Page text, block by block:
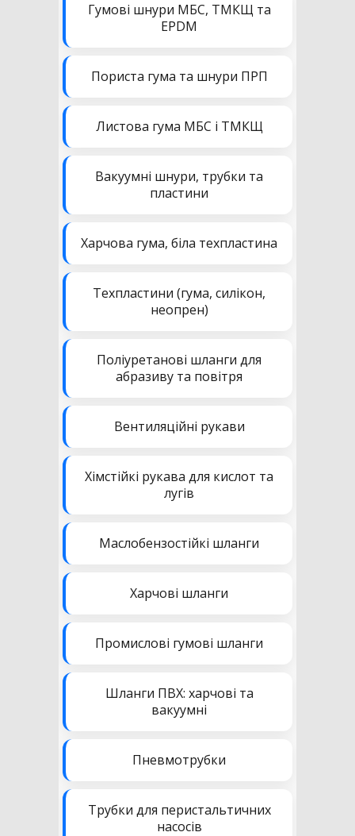
Гумові шнури МБС, ТМКЩ та
EPDM
Пориста гума та шнури ПРП
Листова гума МБС і ТМКЩ
Вакуумні шнури, трубки та
пластини
Харчова гума, біла техпластина
Техпластини (гума, силікон,
неопрен)
Поліуретанові шланги для
абразиву та повітря
Вентиляційні рукави
Хімстійкі рукава для кислот та
лугів
Маслобензостійкі шланги
Харчові шланги
Промислові гумові шланги
Шланги ПВХ: харчові та
вакуумні
Пневмотрубки
Трубки для перистальтичних
насосів